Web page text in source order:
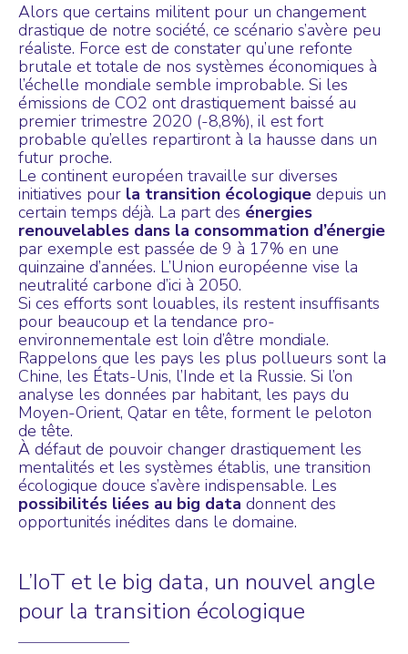
Alors que certains militent pour un changement
drastique de notre société, ce scénario s’avère peu
réaliste. Force est de constater qu’une refonte
brutale et totale de nos systèmes économiques à
l’échelle mondiale semble improbable. Si les
émissions de CO2 ont drastiquement baissé au
premier trimestre 2020 (-8,8%), il est fort
probable qu’elles repartiront à la hausse dans un
futur proche.
Le continent européen travaille sur diverses
initiatives pour la transition écologiquedepuis un
certain temps déjà. La part des énergies
renouvelables dans la consommation d’énergie
par exemple est passée de 9 à 17% en une
quinzaine d’années. L’Union européenne vise la
neutralité carbone d’ici à 2050.
Si ces efforts sont louables, ils restent insuffisants
pour beaucoup et la tendance pro-
environnementale est loin d’être mondiale.
Rappelons que les pays les plus pollueurs sont la
Chine, les États-Unis, l’Inde et la Russie. Si l’on
analyse les données par habitant, les pays du
Moyen-Orient, Qatar en tête, forment le peloton
de tête.
À défaut de pouvoir changer drastiquement les
mentalités et les systèmes établis, une transition
écologique douce s’avère indispensable. Les
possibilités liées au big data donnent des
opportunités inédites dans le domaine.
L’IoT et le big data, un nouvel angle
pour la transition écologique